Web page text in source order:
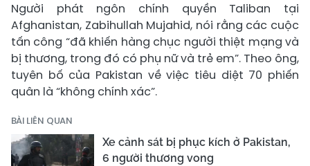
Người phát ngôn chính quyền Taliban tại
Afghanistan, Zabihullah Mujahid, nói rằng các cuộc
tấn công “đã khiến hàng chục người thiệt mạng và
bị thương, trong đó có phụ nữ và trẻ em”. Theo ông,
tuyên bố của Pakistan về việc tiêu diệt 70 phiến
quân là “không chính xác”.
BÀI LIÊN QUAN
Xe cảnh sát bị phục kích ở Pakistan,
6 người thương vong